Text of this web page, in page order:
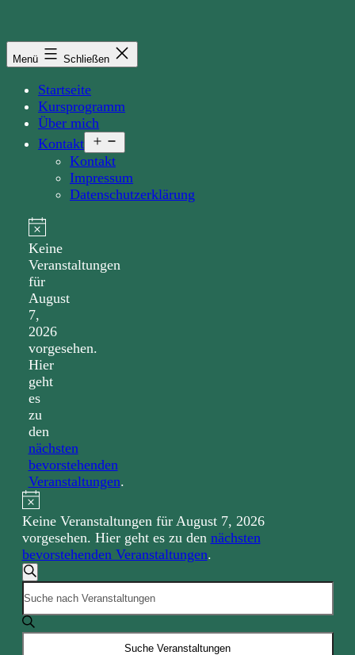
springen
Menü Schließen
Startseite
Kursprogramm
Über mich
Kontakt
öffnen
Kontakt
Impressum
Datenschutzerklärung
Veranstaltungen
for
August
7,
2026
Notice
Keine
Veranstaltungen
für
August
7,
2026
vorgesehen.
Hier
geht
es
zu
den
nächsten
bevorstehenden
Veranstaltungen.
Notice
Keine Veranstaltungen für August 7, 2026
vorgesehen. Hier geht es zu den nächsten
bevorstehenden Veranstaltungen.
Veranstaltungen
Suche
und
Suche
Bitte
Schlüsselwort
eingeben.
Suche
Suche Veranstaltungen